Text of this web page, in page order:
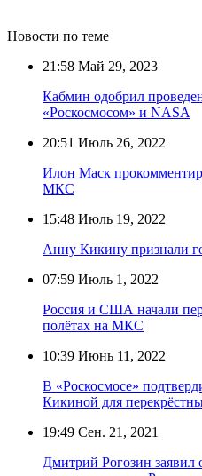
Новости по теме
21:58 Май 29, 2023
Кабмин одобрил
«Роскосмосом» и NASA
20:51 Июль 26, 2022
Илон Маск
МКС
15:48 Июль 19, 2022
Анну Кикину признали
07:59 Июль 1, 2022
Россия и США начали
полётах на МКС
10:39 Июнь 11, 2022
В «Роскосмосе»
Кикиной для
19:49 Сен. 21, 2021
Дмитрий Рогозин заявил